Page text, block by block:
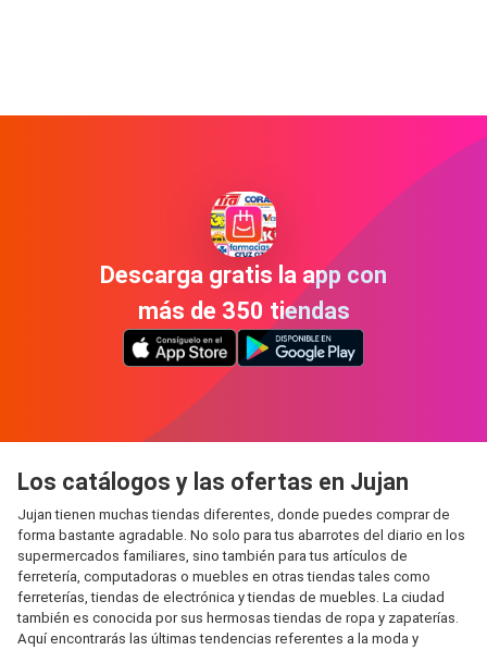
Descarga gratis la app con
más de 350 tiendas
Los catálogos y las ofertas en Jujan
Jujan tienen muchas tiendas diferentes, donde puedes comprar de
forma bastante agradable. No solo para tus abarrotes del diario en los
supermercados familiares, sino también para tus artículos de
ferretería, computadoras o muebles en otras tiendas tales como
ferreterías, tiendas de electrónica y tiendas de muebles. La ciudad
también es conocida por sus hermosas tiendas de ropa y zapaterías.
Aquí encontrarás las últimas tendencias referentes a la moda y